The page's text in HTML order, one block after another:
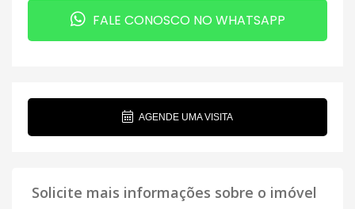
FALE CONOSCO NO WHATSAPP
AGENDE UMA VISITA
Solicite mais informações sobre o imóvel